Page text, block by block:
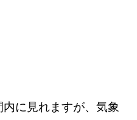
に見れますが、気象